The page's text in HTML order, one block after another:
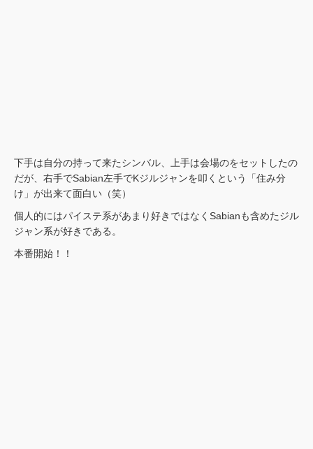
下手は自分の持って来たシンバル、上手は会場のをセットしたの
だが、右手でSabian左手でKジルジャンを叩くという「住み分
け」が出来て面白い（笑）
個人的にはパイステ系があまり好きではなくSabianも含めたジル
ジャン系が好きである。
本番開始！！